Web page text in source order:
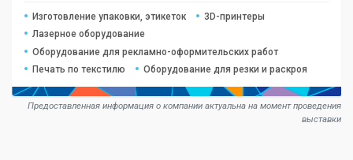
Изготовление упаковки, этикеток
3D-принтеры
Лазерное оборудование
Оборудование для рекламно-оформительских работ
Печать по текстилю
Оборудование для резки и раскроя
Предоставленная информация о компании актуальна на момент проведения
выставки